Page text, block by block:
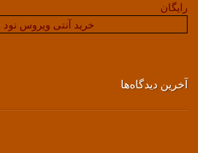
رایگان
خرید آنتی ویروس نود 32
آخرین دیدگاه‌ها